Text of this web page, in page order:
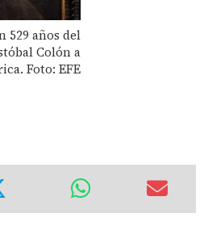
529 años del
Colón a
Foto: EFE